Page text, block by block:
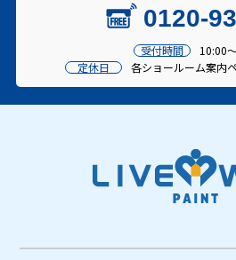
0120-
受付時間
10:00
定休日
各ショールーム案内